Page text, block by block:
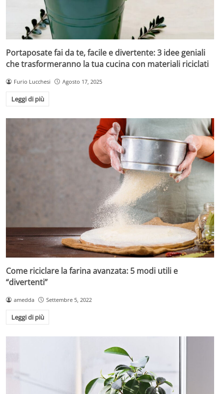
Portaposate fai da te, facile e divertente: 3 idee geniali
che trasformeranno la tua cucina con materiali riciclati
Furio Lucchesi Agosto 17, 2025
Leggi di più
Come riciclare la farina avanzata: 5 modi utili e
“divertenti”
amedda Settembre 5, 2022
Leggi di più